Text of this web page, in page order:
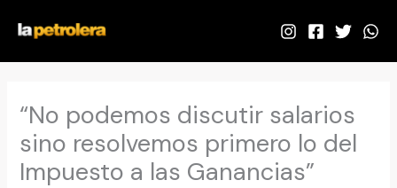
contenido
“No podemos discutir salarios
sino resolvemos primero lo del
Impuesto a las Ganancias”